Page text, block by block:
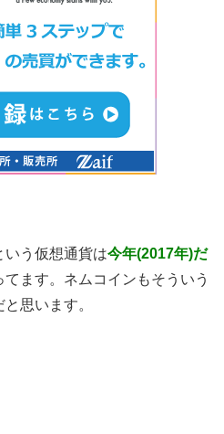
いう仮想通貨は今年(2017年)だ
てます。ネムコインもそういう
思います。